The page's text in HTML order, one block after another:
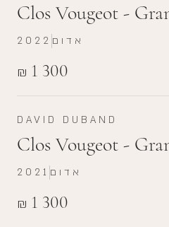
Clos Vougeot -
₪ 1 300
2022 אדום
DAVID DUBAND
Clos Vougeot -
₪ 1 300
2021 אדום